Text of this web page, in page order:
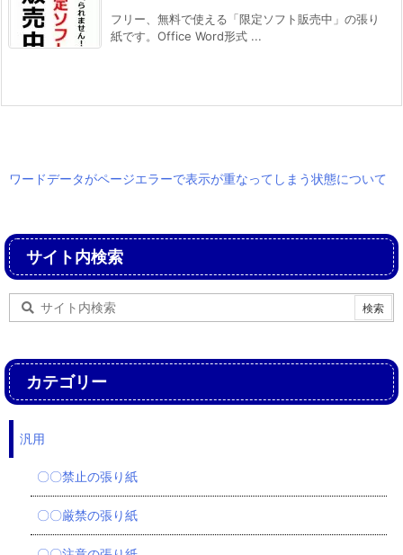
フリー、無料で使える「限定ソフト販売中」の張り
紙です。Office Word形式 ...
ワードデータがページエラーで表示が重なってしまう状態について
サイト内検索
カテゴリー
汎用
〇〇禁止の張り紙
〇〇厳禁の張り紙